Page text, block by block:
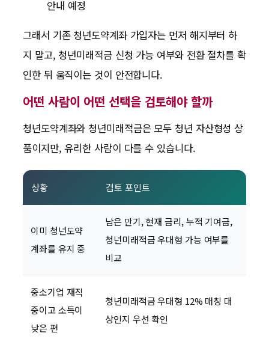
안내 예정
그래서 기존 청년도약계좌 가입자는 먼저 해지부터 하
지 말고, 청년미래적금 신청 가능 여부와 전환 절차를 확
인한 뒤 움직이는 것이 안전합니다.
어떤 사람이 어떤 선택을 검토해야 할까
청년도약계좌와 청년미래적금은 모두 청년 자산형성 상
품이지만, 유리한 사람이 다를 수 있습니다.
상황 검토 포인트
이미 청년도약
계좌를 유지 중
남은 만기, 현재 금리, 누적 기여금,
청년미래적금 우대형 가능 여부를
비교
중소기업 재직
중이고 소득이
낮은 편
청년미래적금 우대형 12% 매칭 대
상인지 우선 확인